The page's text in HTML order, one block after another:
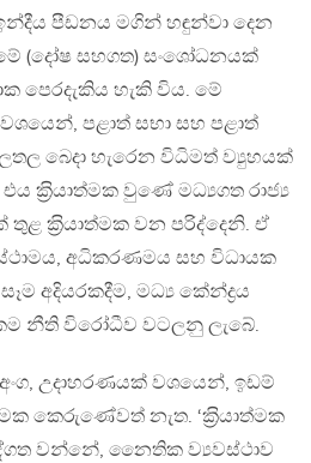
පීඩනය මගින් හඳුන්වා දෙන
(දෝෂ සහගත) සංශෝධනයක්
පෙරදැකිය හැකි විය. මේ
පළාත් සභා සහ පළාත්
බෙදා හැරෙන විධිමත් ව්‍යුහයක්
ක‍්‍රියාත්මක වුණේ මධ්‍යගත රාජ්‍ය
තුළ ක‍්‍රියාත්මක වන පරිද්දෙනි. ඒ
අධිකරණමය සහ විධායක
අදියරකදීම, මධ්‍ය කේන්ද්‍රය
නීති විරෝධීව වටලනු ලැබේ.
උදාහරණයක් වශයෙන්, ඉඩම්
කෙරුණේවත් නැත. ‘ක‍්‍රියාත්මක
වන්නේ, නෛතික ව්‍යවස්ථාව